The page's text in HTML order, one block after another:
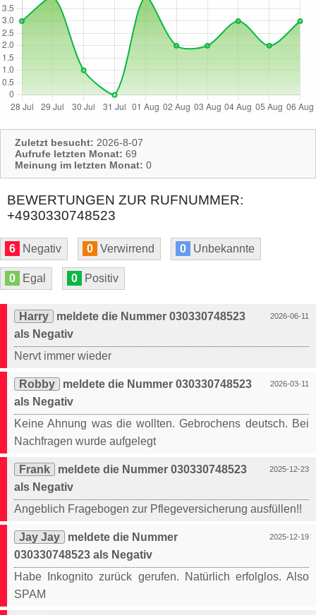
Zuletzt besucht: 2026-8-07
Aufrufe letzten Monat: 69
Meinung im letzten Monat: 0
BEWERTUNGEN ZUR RUFNUMMER:
+4930330748523
6 Negativ 0 Verwirrend 0 Unbekannte
0 Egal 0 Positiv
2026-06-11
Harry
meldete die Nummer 030330748523
als Negativ
Nervt immer wieder
2026-03-11
Robby
meldete die Nummer 030330748523
als Negativ
Keine Ahnung was die wollten. Gebrochens deutsch. Bei
Nachfragen wurde aufgelegt
2025-12-23
Frank
meldete die Nummer 030330748523
als Negativ
Angeblich Fragebogen zur Pflegeversicherung ausfüllen!!
2025-12-19
Jay Jay
meldete die Nummer
030330748523 als Negativ
Habe Inkognito zurück gerufen. Natürlich erfolglos. Also
SPAM